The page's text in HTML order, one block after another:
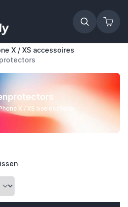
X / XS accessoires
X / XS beeldscherm